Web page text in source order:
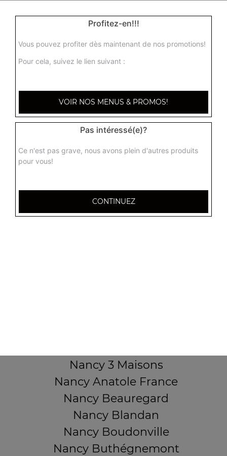
Nancy 3 Maisons
Nancy Anatole France
Nancy Beauregard
Nancy Blandan
Nancy Boudonville
Nancy Buthégnemont
Profitez-en!!!
Vous pouvez profiter dès maintenant de nos promotions!
Pour cela, suivez le lien suivant :
VOIR NOS MENUS & PROMOS!
Pas intéressé(e)?
Ce n'est pas grave, nous avons plein d'autres produits
pour vous!
CONTINUEZ